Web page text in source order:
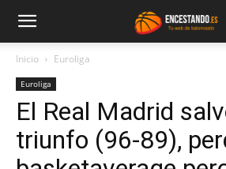
Inicio Euroliga
Euroliga
El Real Madrid
triunfo (96-89),